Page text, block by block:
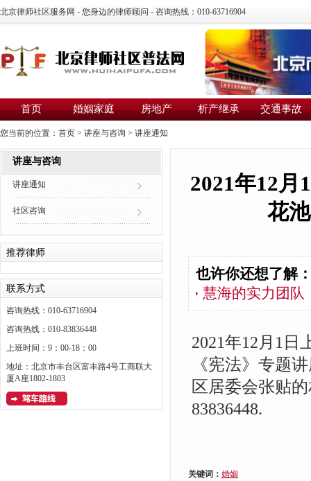
北京律师社区服务网 - 您身边的律师顾问 - 咨询热线：010-63716904
首页 婚姻家庭 房地产 析产继承 交通事故
您当前的位置： 首页 > 讲座与咨询 > 讲座通知
2021年12月
花
也许你还想了解
慧海的实力团队
2021年12月1日
《宪法》专题
区居委会张贴
83836448.
关键词： 婚姻
讲座与咨询
讲座通知
社区咨询
推荐律师
联系方式
咨询热线：010-63716904
咨询热线：010-83836448
上班时间：9：00-18：00
地址：北京市丰台区富丰路4号工商联大
厦A座1802-1803